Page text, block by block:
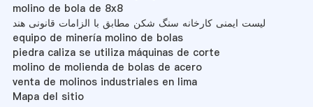
molino de bola de 8x8
لیست ایمنی کارخانه سنگ شکن مطابق با الزامات قانونی هند
equipo de minería molino de bolas
piedra caliza se utiliza máquinas de corte
molino de molienda de bolas de acero
venta de molinos industriales en lima
Mapa del sitio